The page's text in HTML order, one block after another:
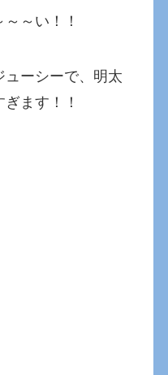
～い！！
ューシーで、明太
ます！！